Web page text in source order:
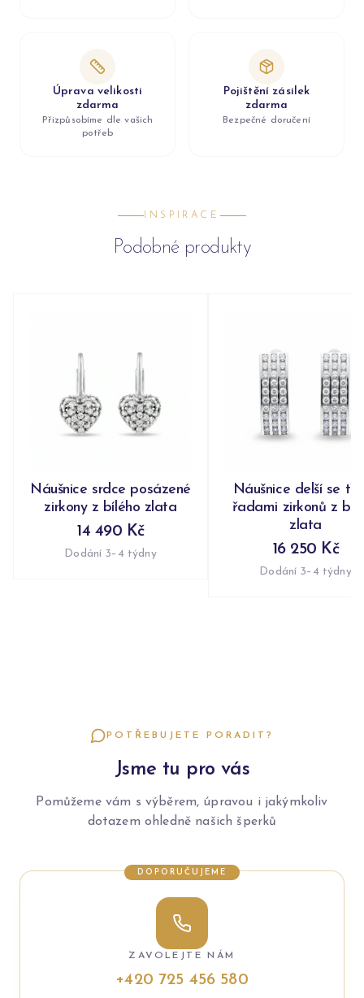
Úprava velikosti
zdarma
Přizpůsobíme dle vašich
potřeb
Pojištění zásilek
zdarma
Bezpečné doručení
INSPIRACE
Podobné produkty
Náušnice srdce posázené
zirkony z bílého zlata
14 490 Kč
Dodání 3–4 týdny
Náušnice delší se
řadami zirkonů z
zlata
16 250 Kč
Dodání 3–4 týdny
POTŘEBUJETE PORADIT?
Jsme tu pro vás
Pomůžeme vám s výběrem, úpravou i jakýmkoliv
dotazem ohledně našich šperků
DOPORUČUJEME
ZAVOLEJTE NÁM
+420 725 456 580